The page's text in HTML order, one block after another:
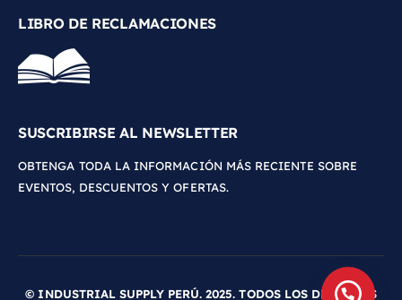
LIBRO DE RECLAMACIONES
SUSCRIBIRSE AL NEWSLETTER
OBTENGA TODA LA INFORMACIÓN MÁS RECIENTE SOBRE
EVENTOS, DESCUENTOS Y OFERTAS.
© INDUSTRIAL SUPPLY PERÚ. 2025. TODOS LOS DERECHOS